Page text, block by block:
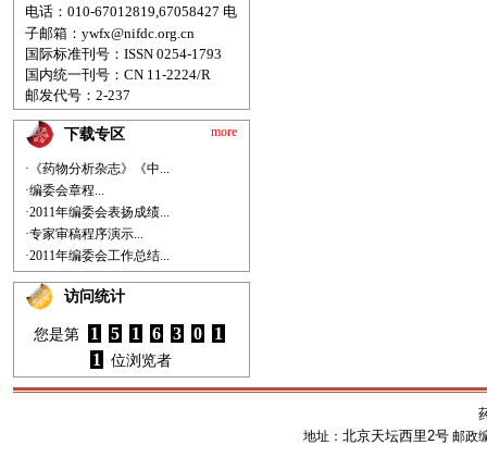
电话：010-67012819,67058427 电
子邮箱： ywfx@nifdc.org.cn
国际标准刊号：ISSN 0254-1793
国内统一刊号：CN 11-2224/R
邮发代号：2-237
下载专区 more
·《药物分析杂志》《中...
·编委会章程...
·2011年编委会表扬成绩...
·专家审稿程序演示...
·2011年编委会工作总结...
访问统计
您是第 1 5 1 6 3 0
1
1
位浏览者
地址： 北京天坛西里2号邮政